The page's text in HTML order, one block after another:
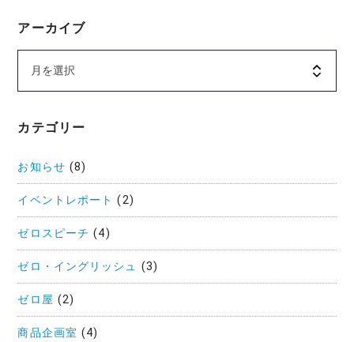
アーカイブ
カテゴリー
お知らせ (8)
イベントレポート (2)
ゼロスピーチ (4)
ゼロ・イングリッシュ (3)
ゼロ屋 (2)
商品企画室 (4)